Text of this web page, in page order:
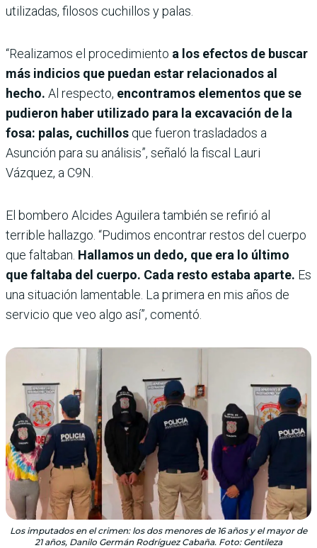
utilizadas, filosos cuchillos y palas.
“Realizamos el procedimiento a los efectos de buscar
más indicios que puedan estar relacionados al
hecho. Al respecto, encontramos elementos que se
pudieron haber utilizado para la excavación de la
fosa: palas, cuchillos que fueron trasladados a
Asunción para su análisis”, señaló la fiscal Lauri
Vázquez, a C9N.
El bombero Alcides Aguilera también se refirió al
terrible hallazgo. “Pudimos encontrar restos del cuerpo
que faltaban. Hallamos un dedo, que era lo último
que faltaba del cuerpo. Cada resto estaba aparte. Es
una situación lamentable. La primera en mis años de
servicio que veo algo así”, comentó.
Los imputados en el crimen: los dos menores de 16 años y el mayor de
21 años, Danilo Germán Rodríguez Cabaña. Foto: Gentileza